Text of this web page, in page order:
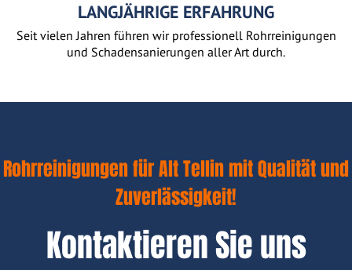
LANGJÄHRIGE ERFAHRUNG
Seit vielen Jahren führen wir professionell Rohrreinigungen
und Schadensanierungen aller Art durch.
Rohrreinigungen für Alt Tellin mit Qualität und
Zuverlässigkeit!
Kontaktieren Sie uns